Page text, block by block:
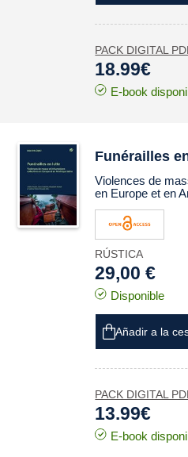
PACK DIGITAL
18.99€
E-book
Funérailles
Violences de
en Europe et en
RÚSTICA
29,00 €
Disponible
Añadir a la
PACK DIGITAL
13.99€
E-book